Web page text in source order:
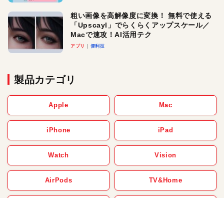
粗い画像を高解像度に変換！ 無料で使える
「Upscayl」でらくらくアップスケール／
Macで速攻！AI活用テク
アプリ 便利技
製品カテゴリ
Apple Mac
iPhone iPad
Watch Vision
AirPods TV&Home